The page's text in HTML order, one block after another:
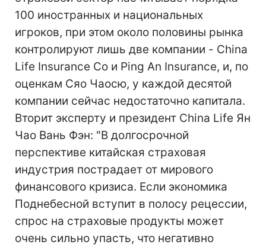
100 иностранных и национальных
игроков, при этом около половины рынка
контролируют лишь две компании - China
Life Insurance Co и Ping An Insurance, и, по
оценкам Сяо Чаосю, у каждой десятой
компании сейчас недостаточно капитала.
Вторит эксперту и президент China Life Ян
Чао Вань Фэн: "В долгосрочной
перспективе китайская страховая
индустрия пострадает от мирового
финансового кризиса. Если экономика
Поднебесной вступит в полосу рецессии,
спрос на страховые продукты может
очень сильно упасть, что негативно